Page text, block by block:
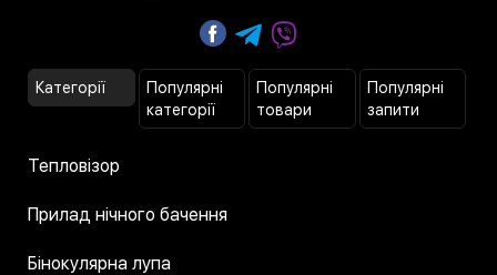
Категорії
Популярні
категорії
Популярні
товари
Популярні
запити
Тепловізор
Прилад нічного бачення
Бінокулярна лупа